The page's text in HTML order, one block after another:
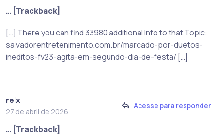
… [Trackback]
[…] There you can find 33980 additional Info to that Topic:
salvadorentretenimento.com.br/marcado-por-duetos-
ineditos-fv23-agita-em-segundo-dia-de-festa/ […]
relx
27 de abril de 2026
Acesse para responder
… [Trackback]